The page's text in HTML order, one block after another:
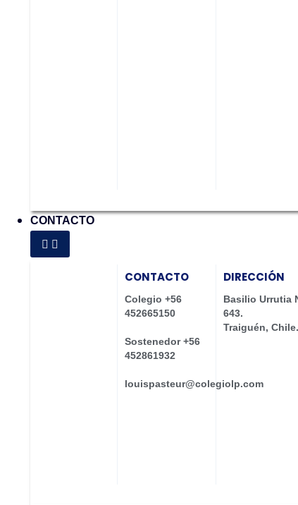
CONTACTO
CONTACTO
Colegio +56
452665150
Sostenedor +56
452861932
louispasteur@colegiolp.com
DIRECCIÓN
Basilio Urrutia
643.
Traiguén, Chile.